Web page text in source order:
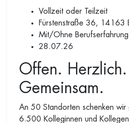
Vollzeit oder Teilzeit
Fürstenstraße 36, 14163
Mit/Ohne Berufserfahrung
28.07.26
Offen. Herzlich.
Gemeinsam.
An 50 Standorten schenken wir
6.500 Kolleginnen und